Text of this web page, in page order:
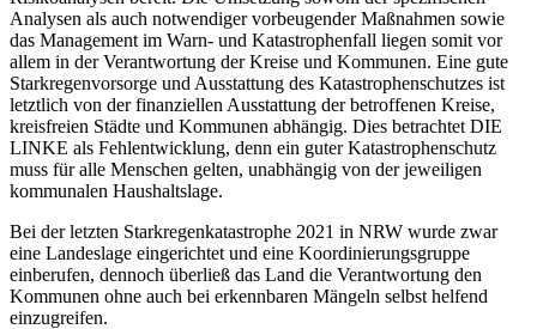
Analysen als auch notwendiger vorbeugender Maßnahmen sowie
das Management im Warn- und Katastrophenfall liegen somit vor
allem in der Verantwortung der Kreise und Kommunen. Eine gute
Starkregenvorsorge und Ausstattung des Katastrophenschutzes ist
letztlich von der finanziellen Ausstattung der betroffenen Kreise,
kreisfreien Städte und Kommunen abhängig. Dies betrachtet DIE
LINKE als Fehlentwicklung, denn ein guter Katastrophenschutz
muss für alle Menschen gelten, unabhängig von der jeweiligen
kommunalen Haushaltslage.
Bei der letzten Starkregenkatastrophe 2021 in NRW wurde zwar
eine Landeslage eingerichtet und eine Koordinierungsgruppe
einberufen, dennoch überließ das Land die Verantwortung den
Kommunen ohne auch bei erkennbaren Mängeln selbst helfend
einzugreifen.